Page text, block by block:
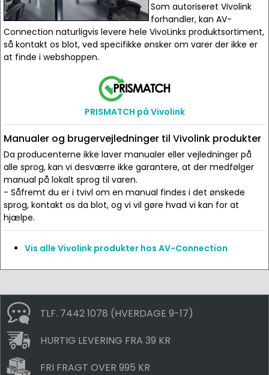
Som autoriseret Vivolink
forhandler, kan AV-
Connection naturligvis levere hele VivoLinks produktsortiment,
så kontakt os blot, ved specifikke ønsker om varer der ikke er
at finde i webshoppen.
PRISMATCH på Vivolink
Manualer og brugervejledninger til Vivolink produkter
Da producenterne ikke laver manualer eller vejledninger på
alle sprog, kan vi desværre ikke garantere, at der medfølger
manual på lokalt sprog til varen.
- Såfremt du er i tvivl om en manual findes i det ønskede
sprog, kontakt os da blot, og vi vil gøre hvad vi kan for at
hjælpe.
Vis alle Vivolink produkter hos AV-Connection
TLF. 7442 1078 (HVERDAGE 9-17)
HURTIG LEVERING FRA 39 KR
FRI FRAGT OVER 995 KR